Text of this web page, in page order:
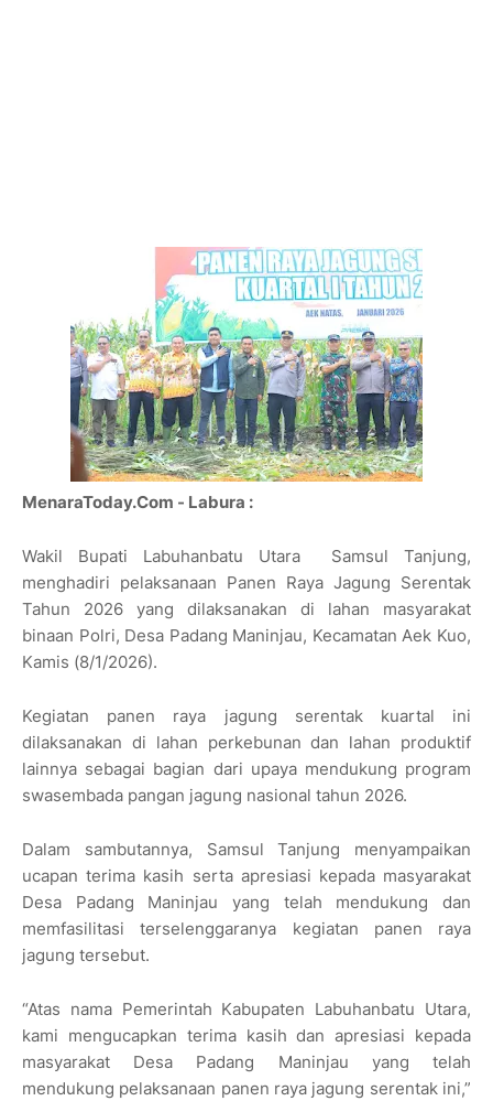
MenaraToday.Com - Labura :
Wakil Bupati Labuhanbatu Utara Samsul Tanjung,
menghadiri pelaksanaan Panen Raya Jagung Serentak
Tahun 2026 yang dilaksanakan di lahan masyarakat
binaan Polri, Desa Padang Maninjau, Kecamatan Aek Kuo,
Kamis (8/1/2026).
Kegiatan panen raya jagung serentak kuartal ini
dilaksanakan di lahan perkebunan dan lahan produktif
lainnya sebagai bagian dari upaya mendukung program
swasembada pangan jagung nasional tahun 2026.
Dalam sambutannya, Samsul Tanjung menyampaikan
ucapan terima kasih serta apresiasi kepada masyarakat
Desa Padang Maninjau yang telah mendukung dan
memfasilitasi terselenggaranya kegiatan panen raya
jagung tersebut.
“Atas nama Pemerintah Kabupaten Labuhanbatu Utara,
kami mengucapkan terima kasih dan apresiasi kepada
masyarakat Desa Padang Maninjau yang telah
mendukung pelaksanaan panen raya jagung serentak ini,”